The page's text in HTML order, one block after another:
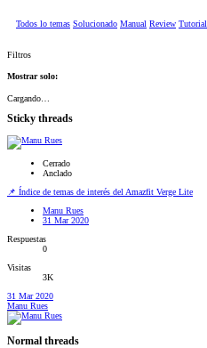
Todos lo temas Solucionado Manual Review Tutorial
Filtros
Mostrar solo:
Cargando…
Sticky threads
Cerrado
Anclado
📌 Índice de temas de interés del Amazfit Verge Lite
Manu Rues
31 Mar 2020
Respuestas
0
Visitas
3K
31 Mar 2020
Manu Rues
Normal threads